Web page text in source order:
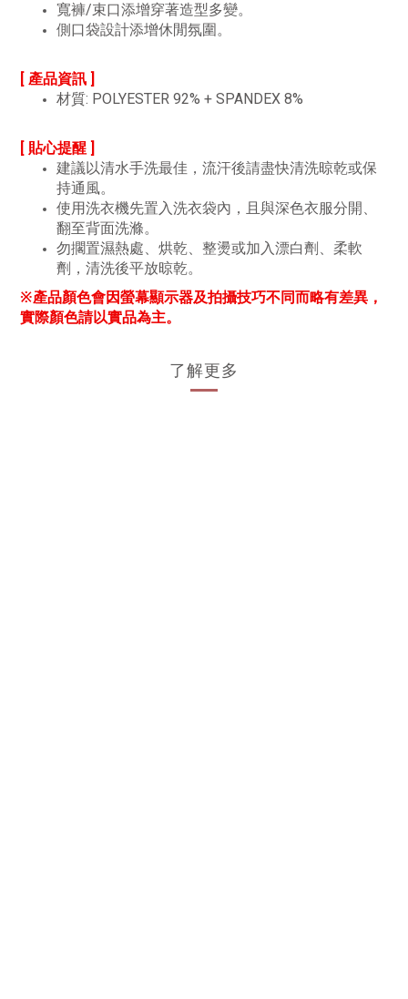
寬褲/束口添增穿著造型多變。
側口袋設計添增休閒氛圍。
[ 產品資訊 ]
材質: POLYESTER 92% + SPANDEX 8%
[ 貼心提醒 ]
建議以清水手洗最佳，流汗後請盡快清洗晾乾或保
持通風。
使用洗衣機先置入洗衣袋內，且與深色衣服分開、
翻至背面洗滌。
勿擱置濕熱處、烘乾、整燙或加入漂白劑、柔軟
劑，清洗後平放晾乾。
※產品顏色會因螢幕顯示器及拍攝技巧不同而略有差異，
實際顏色請以實品為主。
了解更多